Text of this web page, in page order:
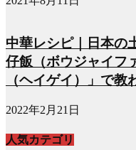
中華レシピ｜日本の
仔飯（ボウジャイフ
（ヘイゲイ）」で教
2022年2月21日
人気カテゴリ